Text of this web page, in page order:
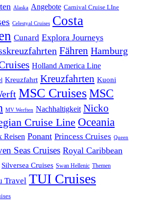
Alaska Angebote Carnival Cruise LIne
Celestyal Cruises Costa
Cunard Explora Journeys
Fähren Hamburg
Holland America Line
Kreuzfahrt Kreuzfahrten Kuoni
MSC CruisesMSC
MV Werften Nachhaltigkeit Nicko
Cruise Line Oceania
Reisen Ponant Princess Cruises Queen
Seas Cruises Royal Caribbean
Silversea Cruises Swan Hellenic Themen
Travel TUI Cruises